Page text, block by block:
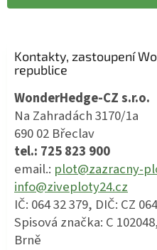
Kontakty, zastoupení
republice
WonderHedge-CZ s.r.o.
Na Zahradách 3170/1a
690 02 Břeclav
tel.: 725 823 900
email.: plot@zazracny-
info@ziveploty24.cz
IČ: 064 32 379, DIČ: CZ
Spisová značka: C
Brně